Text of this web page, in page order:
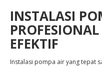
INSTALASI
EFEKTIF
Instalasi pompa air yang tepat